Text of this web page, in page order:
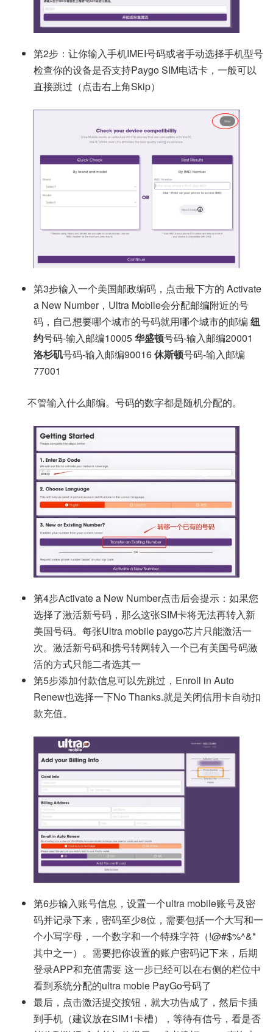
第2步：让你输入手机IMEI号码或者手动选择手机型号
检查你的设备是否支持Paygo SIM电话卡，一般可以
直接跳过（点击右上角Skip）
第3步输入一个美国邮政编码，点击最下方的 Activate
a New Number，Ultra Mobile会分配邮编附近的号
码，自己想要哪个城市的号码就用哪个城市的邮编 纽
约号码-输入邮编10005华盛顿号码-输入邮编20001
洛杉矶号码-输入邮编90016休斯顿号码-输入邮编
77001
不管输入什么邮编。号码的数字都是随机分配的。
第4步Activate a New Number点击后会提示：如果您
选择了激活新号码，那么这张SIM卡将无法再转入新
美国号码。每张Ultra mobile paygo芯片只能激活一
次。激活新号码和携号转网转入一个已有美国号码激
活的方式只能二者选其一
第5步添加付款信息可以先跳过，Enroll in Auto
Renew也选择一下No Thanks.就是关闭信用卡自动扣
款充值。
第6步输入账号信息，设置一个ultra mobile账号及密
码并记录下来，密码至少8位，需要包括一个大写和一
个小写字母，一个数字和一个特殊字符（!@#$%^&*
其中之一）。需要把你设置的账户密码记下来，后期
登录APP和充值需要 这一步已经可以在右侧的栏位中
看到系统分配的ultra mobie PayGo号码了
最后，点击激活提交按钮，就大功告成了，然后卡插
到手机（建议放在SIM1卡槽），等待有信号，看是否